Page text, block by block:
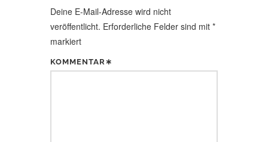
I
O
N
Deine E-Mail-Adresse wird nicht
veröffentlicht. Erforderliche Felder sind mit *
markiert
KOMMENTAR∗